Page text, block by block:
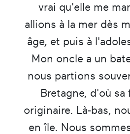
vrai qu'elle me
allions à la mer dès
âge, et puis à
Mon oncle a un
nous partions
Bretagne, d'où sa
originaire. Là-bas,
en île. Nous